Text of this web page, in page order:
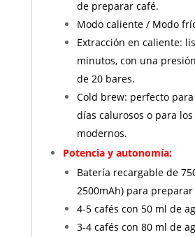
de preparar café.
Modo caliente / Modo
Extracción en caliente:
minutos, con una
de 20 bares.
Cold brew: perfecto
días calurosos o para los
modernos.
Potencia y autonomía:
Batería recargable de
2500mAh) para preparar
4-5 cafés con 50 ml de
3-4 cafés con 80 ml de